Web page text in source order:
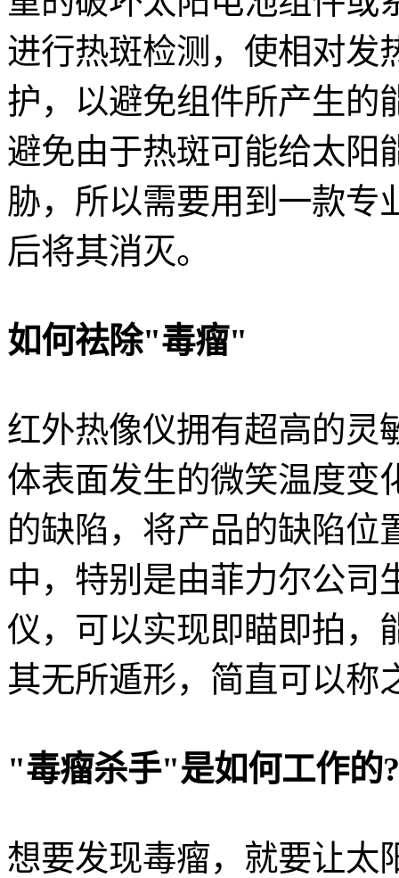
进行热斑检测，使相对发
护，以避免组件所产生的
避免由于热斑可能给太阳
胁，所以需要用到一款专
后将其消灭。
如何祛除"毒瘤"
红外热像仪拥有超高的灵
体表面发生的微笑温度变
的缺陷，将产品的缺陷位
中，特别是由菲力尔公司
仪，可以实现即瞄即拍，
其无所遁形，简直可以称
"毒瘤杀手"是如何工作的?
想要发现毒瘤，就要让太